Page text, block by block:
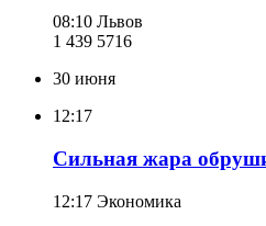
08:10 Львов
1 439 5716
30 июня
12:17
Сильная жара
12:17 Экономика